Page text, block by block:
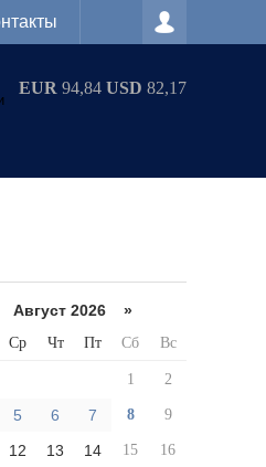
EUR 94,84 USD 82,17
Август 2026 »
Ср Чт Пт Сб Вс
1 2
5 6 7 8 9
12 13 14 15 16